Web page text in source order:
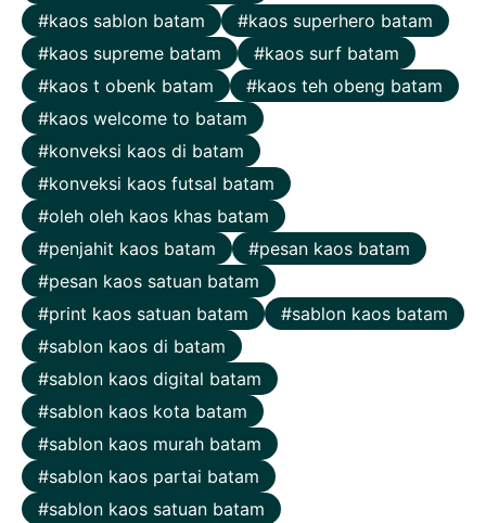
kaos sablon batam
kaos superhero batam
kaos supreme batam
kaos surf batam
kaos t obenk batam
kaos teh obeng batam
kaos welcome to batam
konveksi kaos di batam
konveksi kaos futsal batam
oleh oleh kaos khas batam
penjahit kaos batam
pesan kaos batam
pesan kaos satuan batam
print kaos satuan batam
sablon kaos batam
sablon kaos di batam
sablon kaos digital batam
sablon kaos kota batam
sablon kaos murah batam
sablon kaos partai batam
sablon kaos satuan batam